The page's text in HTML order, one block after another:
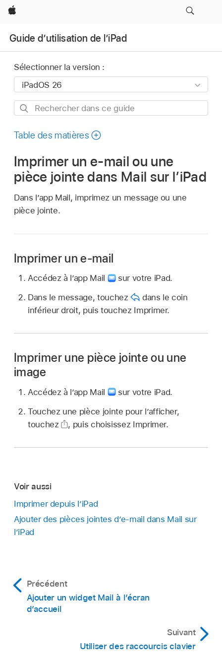
Apple
Guide d’utilisation de l’iPad
Sélectionner la version :
Rechercher
ce
Table des matières
Imprimer un e-mail ou une
pièce jointe dans Mail sur l’iPad
Dans l’app Mail, imprimez un message ou une
pièce jointe.
Imprimer un e-mail
Accédez à l’app Mail
sur votre iPad.
Dans le message, touchez
dans le coin
inférieur droit, puis touchez Imprimer.
Imprimer une pièce jointe ou une
image
Accédez à l’app Mail
sur votre iPad.
Touchez une pièce jointe pour l’afficher,
touchez
, puis choisissez Imprimer.
Voir aussi
Imprimer depuis l’iPad
Ajouter des pièces jointes d’e-mail dans Mail sur
l’iPad
Précédent
Ajouter un widget Mail à l’écran
d’accueil
Suivant
Utiliser des raccourcis clavier